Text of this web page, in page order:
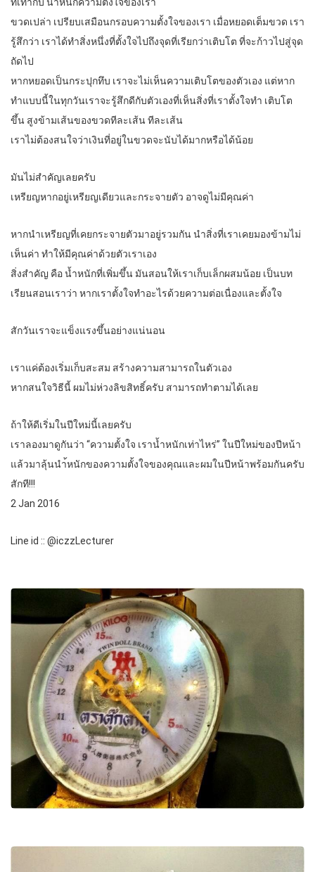
ที่เท่ากับ นำ้หนักความตั้งใจของเรา
ขวดเปล่า เปรียบเสมือนกรอบความตั้งใจของเรา เมื่อหยอดเต็มขวด เรา
รู้สึกว่า เราได้ทำสิ่งหนึ่งที่ตั้งใจไปถึงจุดที่เรียกว่าเติบโต ที่จะก้าวไปสู่จุด
ถัดไป
หากหยอดเป็นกระปุกทึบ เราจะไม่เห็นความเติบโตของตัวเอง แต่หาก
ทำแบบนี้ในทุกวันเราจะรู้สึกดีกับตัวเองที่เห็นสิ่งที่เราตั้งใจทำ เติบโต
ขึ้น สูงข้ามเส้นของขวดทีละเส้น ทีละเส้น
เราไม่ต้องสนใจว่าเงินที่อยู่ในขวดจะนับได้มากหรือได้น้อย
มันไม่สำคัญเลยครับ
เหรียญหากอยู่เหรียญเดียวและกระจายตัว อาจดูไม่มีคุณค่า
หากนำเหรียญที่เคยกระจายตัวมาอยู่รวมกัน นำสิ่งที่เราเคยมองข้ามไม่
เห็นค่า ทำให้มีคุณค่าด้วยตัวเราเอง
สิ่งสำคัญ คือ น้ำหนักที่เพิ่มขึ้น มันสอนให้เราเก็บเล็กผสมน้อย เป็นบท
เรียนสอนเราว่า หากเราตั้งใจทำอะไรด้วยความต่อเนื่องและตั้งใจ
สักวันเราจะแข็งแรงขึ้นอย่างแน่นอน
เราแค่ต้องเริ่มเก็บสะสม สร้างความสามารถในตัวเอง
หากสนใจวิธีนี้ ผมไม่ห่วงลิขสิทธิ์ครับ สามารถทำตามได้เลย
ถ้าให้ดีเริ่มในปีใหม่นี้เลยครับ
เราลองมาดูกันว่า “ความตั้งใจ เราน้ำหนักเท่าไหร่” ในปีใหม่ของปีหน้า
แล้วมาลุ้นนำ้หนักของความตั้งใจของคุณและผมในปีหน้าพร้อมกันครับ
สักที!!!
2 Jan 2016
Line id :: @iczzLecturer